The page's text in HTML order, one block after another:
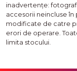
inadvertenţe:
accesorii neincluse
modificate de catre
erori de operare.
limita stocului.